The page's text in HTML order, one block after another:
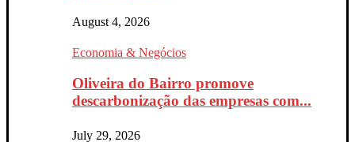
August 4, 2026
Economia & Negócios
Oliveira do Bairro promove
descarbonização das empresas com...
July 29, 2026